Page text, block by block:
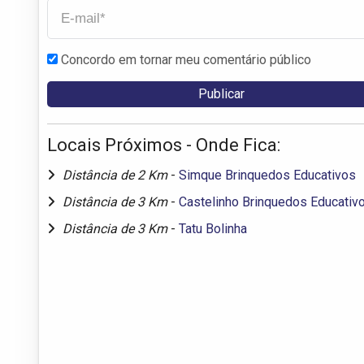
Concordo em tornar meu comentário público
Locais Próximos - Onde Fica:
Distância de 2 Km - Simque Brinquedos Educativos
Distância de 3 Km - Castelinho Brinquedos
Distância de 3 Km - Tatu Bolinha